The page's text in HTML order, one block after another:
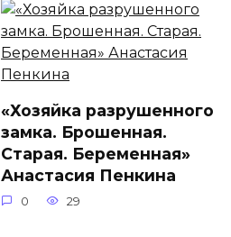
«Хозяйка разрушенного
замка. Брошенная.
Старая. Беременная»
Анастасия Пенкина
0 29